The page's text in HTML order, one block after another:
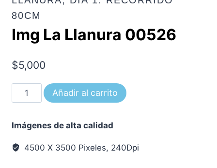
80CM
Img La Llanura 00526
$5,000
La
00526
cantidad
Añadir al carrito
Imágenes de alta calidad
4500 X 3500 Pixeles, 240Dpi